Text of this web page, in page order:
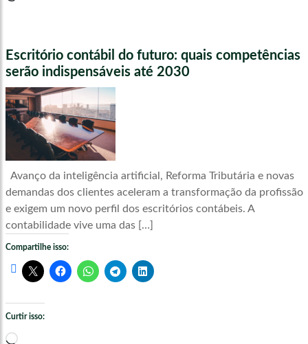
Escritório contábil do futuro: quais competências
serão indispensáveis até 2030
Avanço da inteligência artificial, Reforma Tributária e novas
demandas dos clientes aceleram a transformação da profissão
e exigem um novo perfil dos escritórios contábeis. A
contabilidade vive uma das […]
Compartilhe isso:
Curtir isso:
Carregando...